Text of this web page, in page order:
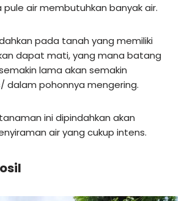
air membutuhkan banyak air.
pada tanah yang memiliki
dapat mati, yang mana batang
lama akan semakin
dalam pohonnya mengering.
ini dipindahkan akan
air yang cukup intens.